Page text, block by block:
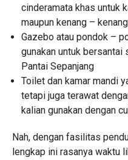
cinderamata khas untuk
maupun kenang –
Gazebo atau pondok –
gunakan untuk bersantai
Pantai Sepanjang
Toilet dan kamar mandi
tetapi juga terawat
kalian gunakan dengan
Nah, dengan fasilitas
lengkap ini rasanya waktu